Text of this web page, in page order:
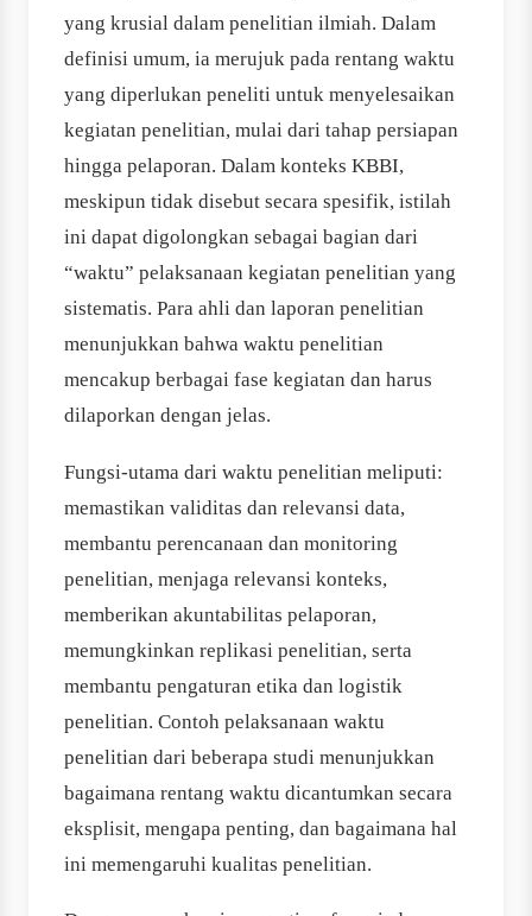
yang krusial dalam penelitian ilmiah. Dalam
definisi umum, ia merujuk pada rentang waktu
yang diperlukan peneliti untuk menyelesaikan
kegiatan penelitian, mulai dari tahap persiapan
hingga pelaporan. Dalam konteks KBBI,
meskipun tidak disebut secara spesifik, istilah
ini dapat digolongkan sebagai bagian dari
“waktu” pelaksanaan kegiatan penelitian yang
sistematis. Para ahli dan laporan penelitian
menunjukkan bahwa waktu penelitian
mencakup berbagai fase kegiatan dan harus
dilaporkan dengan jelas.
Fungsi-utama dari waktu penelitian meliputi:
memastikan validitas dan relevansi data,
membantu perencanaan dan monitoring
penelitian, menjaga relevansi konteks,
memberikan akuntabilitas pelaporan,
memungkinkan replikasi penelitian, serta
membantu pengaturan etika dan logistik
penelitian. Contoh pelaksanaan waktu
penelitian dari beberapa studi menunjukkan
bagaimana rentang waktu dicantumkan secara
eksplisit, mengapa penting, dan bagaimana hal
ini memengaruhi kualitas penelitian.